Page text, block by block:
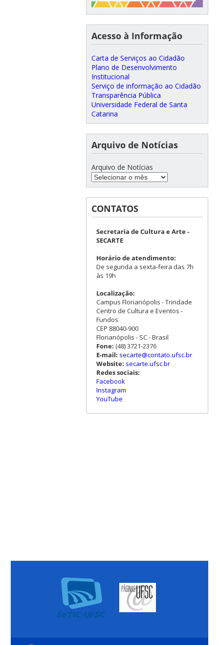
Acesso à Informação
Carta de Serviços ao Cidadão
Plano de Desenvolvimento
Institucional
Serviço de informação ao Cidadão
Transparência Pública
Universidade Federal de Santa
Catarina
Arquivo de Notícias
Arquivo de Notícias
CONTATOS
Secretaria de Cultura e Arte -
SECARTE
Horário de atendimento:
De segunda a sexta-feira das 7h
às 19h
Localização:
Campus Florianópolis - Trindade
Centro de Cultura e Eventos -
Fundos
CEP 88040-900
Florianópolis - SC - Brasil
Fone: (48) 3721-2376
E-mail: secarte@contato.ufsc.br
Website: secarte.ufsc.br
Redes sociais:
Facebook
Instagram
YouTube